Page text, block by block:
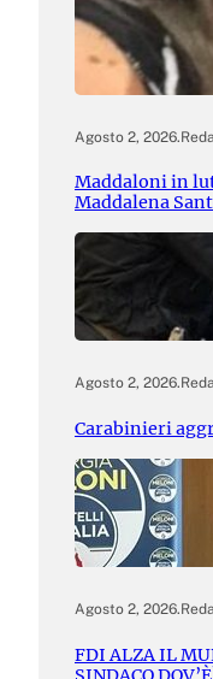
Agosto 2, 2026.
Maddaloni in
Maddalena
Agosto 2, 2026.
Carabinieri
Agosto 2, 2026.
FDI ALZA IL